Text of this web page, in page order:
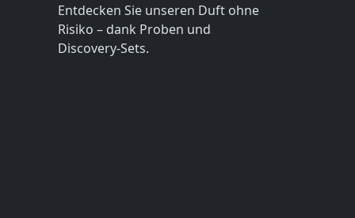
Entdecken Sie unseren Duft ohne
Risiko – dank Proben und
Discovery-Sets.